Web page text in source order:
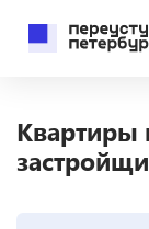
Квартиры